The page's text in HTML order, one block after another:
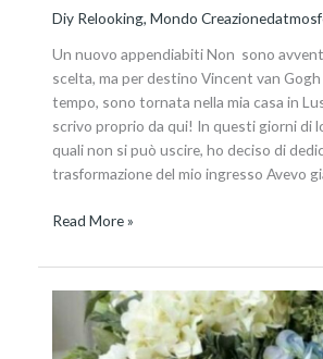
Diy Relooking,Mondo
Un nuovo appendiabiti Non sono
scelta, ma per destino Vincent van
tempo, sono tornata nella mia casa in
scrivo proprio da qui! In questi giorni di
quali non si può uscire, ho deciso di
trasformazione del mio ingresso Avevo
Read More »
Come
antichizzare
con